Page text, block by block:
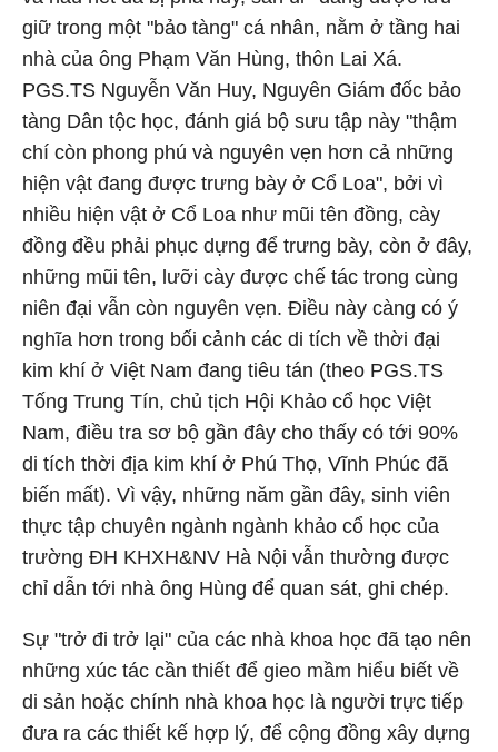
giữ trong một "bảo tàng" cá nhân, nằm ở tầng hai
nhà của ông Phạm Văn Hùng, thôn Lai Xá.
PGS.TS Nguyễn Văn Huy, Nguyên Giám đốc bảo
tàng Dân tộc học, đánh giá bộ sưu tập này "thậm
chí còn phong phú và nguyên vẹn hơn cả những
hiện vật đang được trưng bày ở Cổ Loa", bởi vì
nhiều hiện vật ở Cổ Loa như mũi tên đồng, cày
đồng đều phải phục dựng để trưng bày, còn ở đây,
những mũi tên, lưỡi cày được chế tác trong cùng
niên đại vẫn còn nguyên vẹn. Điều này càng có ý
nghĩa hơn trong bối cảnh các di tích về thời đại
kim khí ở Việt Nam đang tiêu tán (theo PGS.TS
Tống Trung Tín, chủ tịch Hội Khảo cổ học Việt
Nam, điều tra sơ bộ gần đây cho thấy có tới 90%
di tích thời địa kim khí ở Phú Thọ, Vĩnh Phúc đã
biến mất). Vì vậy, những năm gần đây, sinh viên
thực tập chuyên ngành ngành khảo cổ học của
trường ĐH KHXH&NV Hà Nội vẫn thường được
chỉ dẫn tới nhà ông Hùng để quan sát, ghi chép.
Sự "trở đi trở lại" của các nhà khoa học đã tạo nên
những xúc tác cần thiết để gieo mầm hiểu biết về
di sản hoặc chính nhà khoa học là người trực tiếp
đưa ra các thiết kế hợp lý, để cộng đồng xây dựng